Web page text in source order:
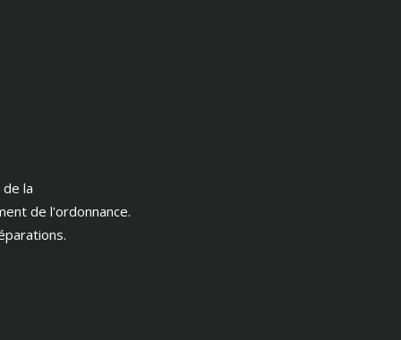
la
de l'ordonnance.